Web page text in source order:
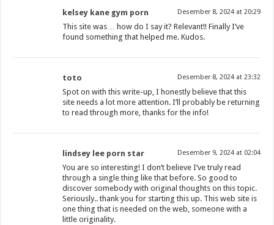
kelsey kane gym porn Desember 8, 2024 at 20:29
This site was… how do I say it? Relevant!! Finally I’ve
found something that helped me. Kudos.
toto Desember 8, 2024 at 23:32
Spot on with this write-up, I honestly believe that this
site needs a lot more attention. I’ll probably be returning
to read through more, thanks for the info!
lindsey lee porn star Desember 9, 2024 at 02:04
You are so interesting! I don’t believe I’ve truly read
through a single thing like that before. So good to
discover somebody with original thoughts on this topic.
Seriously.. thank you for starting this up. This web site is
one thing that is needed on the web, someone with a
little originality.